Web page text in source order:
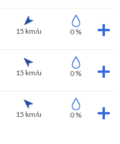
15 km/u 0 %
15 km/u 0 %
15 km/u 0 %